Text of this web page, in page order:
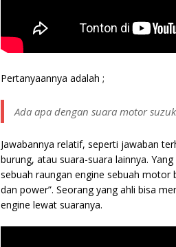
Pertanyaannya adalah ;
Ada apa dengan suara motor
Jawabannya relatif, seperti jawaban
burung, atau suara-suara lainnya.
sebuah raungan engine sebuah motor
dan power”. Seorang yang ahli bisa
engine lewat suaranya.